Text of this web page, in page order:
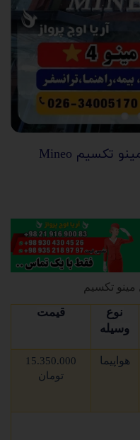
تخفیف تور 4 روزه استانبول هتل مینو تکسیم Mineo
نوع
وسیله
قیمت
هواپیما
15.350.000
تومان